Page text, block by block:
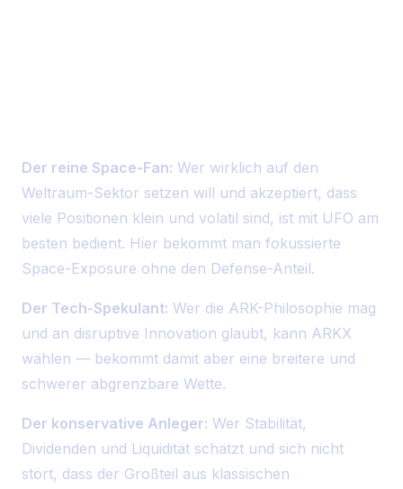
Der reine Space-Fan: Wer wirklich auf den
Weltraum-Sektor setzen will und akzeptiert, dass
viele Positionen klein und volatil sind, ist mit UFO am
besten bedient. Hier bekommt man fokussierte
Space-Exposure ohne den Defense-Anteil.
Der Tech-Spekulant: Wer die ARK-Philosophie mag
und an disruptive Innovation glaubt, kann ARKX
wählen — bekommt damit aber eine breitere und
schwerer abgrenzbare Wette.
Der konservative Anleger: Wer Stabilität,
Dividenden und Liquidität schätzt und sich nicht
stört, dass der Großteil aus klassischen